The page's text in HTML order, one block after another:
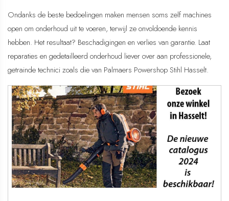
Ondanks de beste bedoelingen maken mensen soms zelf machines
open om onderhoud uit te voeren, terwijl ze onvoldoende kennis
hebben. Het resultaat? Beschadigingen en verlies van garantie. Laat
reparaties en gedetailleerd onderhoud liever over aan professionele,
getrainde technici zoals die van Palmaers Powershop Stihl Hasselt.